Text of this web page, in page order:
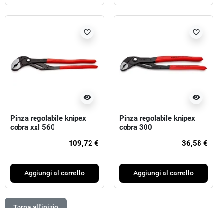
visibility
favorite_border
Pinza regolabile knipex
cobra xxl 560
109,72 €
Aggiungi al carrello
visibility
favorite_border
Pinza regolabile knipex
cobra 300
36,58 €
Aggiungi al carrello